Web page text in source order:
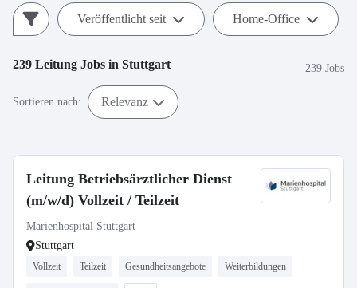
Veröffentlicht seit Home-Office
239 Leitung Jobs in Stuttgart 239 Jobs
Sortieren nach: Relevanz
Leitung Betriebsärztlicher Dienst
(m/w/d) Vollzeit / Teilzeit
Marienhospital Stuttgart
Stuttgart
Vollzeit Teilzeit Gesundheitsangebote Weiterbildungen